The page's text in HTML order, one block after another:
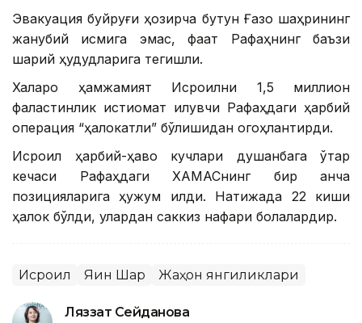
Эвакуация буйруғи ҳозирча бутун Ғазо шаҳрининг
жанубий қисмига эмас, фақат Рафаҳнинг баъзи
шарқий ҳудудларига тегишли.
Халқаро ҳамжамият Исроилни 1,5 миллион
фаластинлик истиқомат қилувчи Рафаҳдаги ҳарбий
операция “ҳалокатли” бўлишидан огоҳлантирди.
Исроил ҳарбий-ҳаво кучлари душанбага ўтар
кечаси Рафаҳдаги ХАМАСнинг бир қанча
позицияларига ҳужум қилди. Натижада 22 киши
ҳалок бўлди, улардан саккиз нафари болалардир.
Исроил Яқин Шарқ Жаҳон янгиликлари
Ляззат Сейданова